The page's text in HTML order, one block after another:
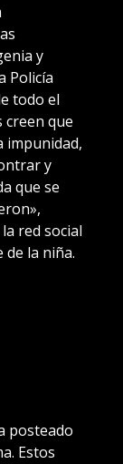
y
Policía
todo el
creen que
impunidad,
y
que se
red social
de la niña.
posteado
Estos